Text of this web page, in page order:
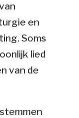
en
Soms
lied
van de